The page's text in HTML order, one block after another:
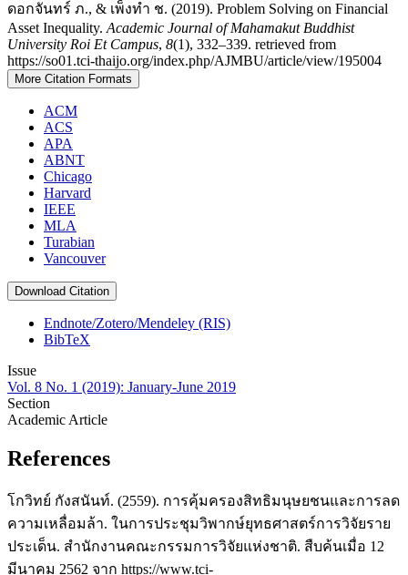
ดอกจันทร์ ภ., & เพ็งทำ ช. (2019). Problem Solving on Financial
Asset Inequality. Academic Journal of Mahamakut Buddhist
University Roi Et Campus, 8(1), 332–339. retrieved from
https://so01.tci-thaijo.org/index.php/AJMBU/article/view/195004
More Citation Formats
ACM
ACS
APA
ABNT
Chicago
Harvard
IEEE
MLA
Turabian
Vancouver
Download Citation
Endnote/Zotero/Mendeley (RIS)
BibTeX
Issue
Vol. 8 No. 1 (2019): January-June 2019
Section
Academic Article
References
โกวิทย์ กังสนันท์. (2559). การคุ้มครองสิทธิมนุษยชนและการลด
ความเหลื่อมล้า. ในการประชุมวิพากษ์ยุทธศาสตร์การวิจัยราย
ประเด็น. สำนักงานคณะกรรมการวิจัยแห่งชาติ. สืบค้นเมื่อ 12
มีนาคม 2562 จาก https://www.tci-